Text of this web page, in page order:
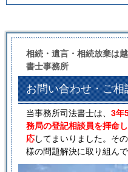
相続・遺言・相続放棄は
書士事務所
お問い合わせ・ご相
当事務所司法書士は、 3年
務局の登記相談員を拝命
応してまいりました。そ
様の問題解決に取り組んで